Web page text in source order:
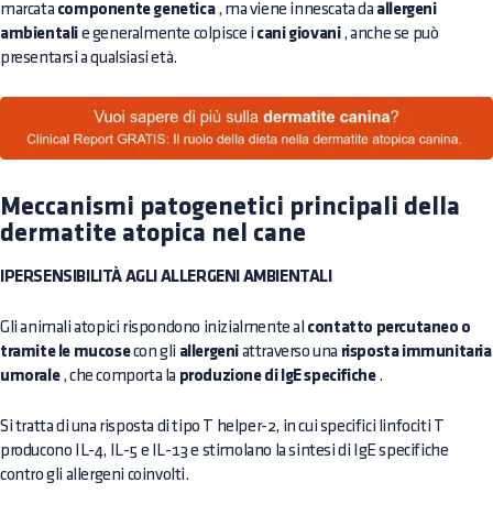
marcata componente genetica, ma viene innescata da allergeni
ambientali e generalmente colpisce i cani giovani, anche se può
presentarsi a qualsiasi età.
Meccanismi patogenetici principali della
dermatite atopica nel cane
IPERSENSIBILITÀ AGLI ALLERGENI AMBIENTALI
Gli animali atopici rispondono inizialmente al contatto percutaneo o
tramite le mucosecon gli allergeni attraverso una risposta immunitaria
umorale, che comporta la produzione di IgE specifiche.
Si tratta di una risposta di tipo T helper-2, in cui specifici linfociti T
producono IL-4, IL-5 e IL-13 e stimolano la sintesi di IgE specifiche
contro gli allergeni coinvolti.